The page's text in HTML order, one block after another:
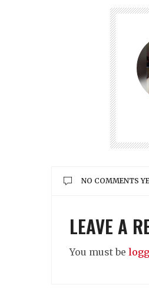
NO COMMENTS
LEAVE A
You must be